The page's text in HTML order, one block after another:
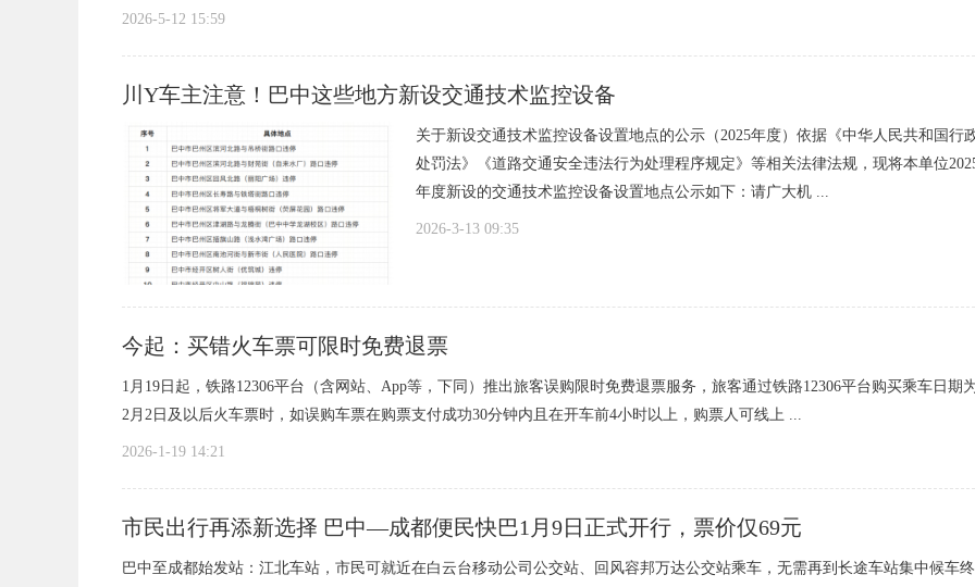
2026-5-12 15:59
川Y车主注意！巴中这些地方新设交通技术监控设备
关于新设交通技术监控设备设置地点的公示（2025年度）依据《中华人民共和国行
处罚法》《道路交通安全违法行为处理程序规定》等相关法律法规，现将本单位
年度新设的交通技术监控设备设置地点公示如下：请广大机 ...
2026-3-13 09:35
今起：买错火车票可限时免费退票
1月19日起，铁路12306平台（含网站、App等，下同）推出旅客误购限时免费退票服务，旅客通过铁路12306平台购买乘车日期
2月2日及以后火车票时，如误购车票在购票支付成功30分钟内且在开车前4小时以上，购票人可线上 ...
2026-1-19 14:21
市民出行再添新选择 巴中—成都便民快巴1月9日正式开行，票价仅69元
巴中至成都始发站：江北车站，市民可就近在白云台移动公司公交站、回风容邦万达公交站乘车，无需再到长途车站集中候车终
平昌县突出一体化便民 持续提升失能老年
人